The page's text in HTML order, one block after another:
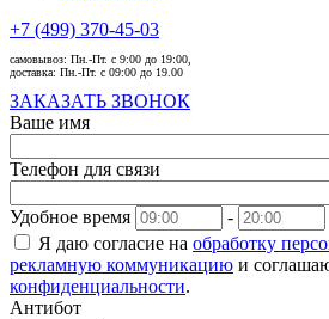
+7 (499) 370-45-03
самовывоз: Пн.-Пт. с 9:00 до 19:00,
доставка: Пн.-Пт. с 09:00 до 19.00
ЗАКАЗАТЬ ЗВОНОК
Ваше имя
Телефон для связи
Удобное время
-
Я даю согласие на обработку
рекламную коммуникацию и
конфиденциальности.
Антибот